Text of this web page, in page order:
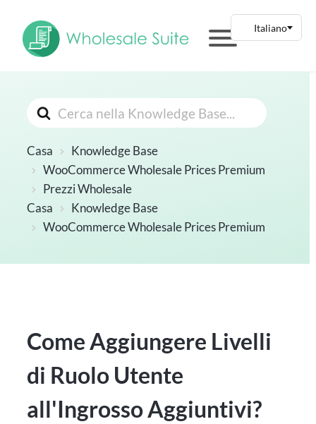
Cerca
Casa
Knowledge Base
WooCommerce Wholesale Prices Premium
Prezzi Wholesale
Casa
Knowledge Base
WooCommerce Wholesale Prices Premium
Come Aggiungere Livelli
di Ruolo Utente
all'Ingrosso Aggiuntivi?